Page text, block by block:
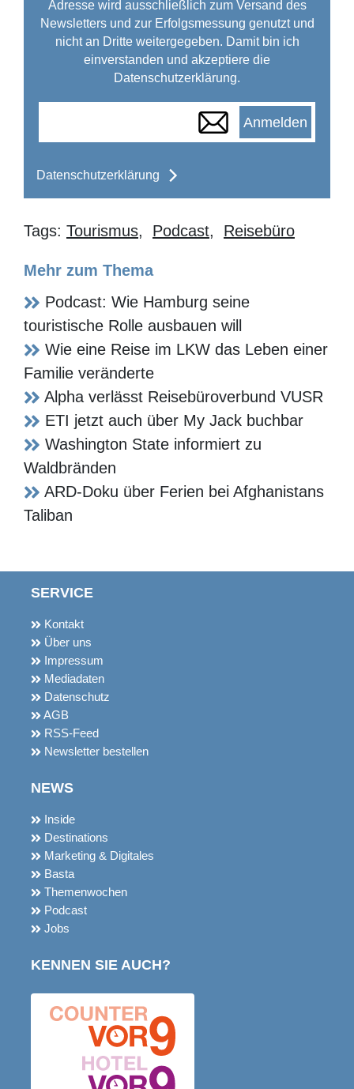
nicht an Dritte weitergegeben. Damit bin ich
einverstanden und akzeptiere die
Datenschutzerklärung.
Datenschutzerklärung
Tags: Tourismus,Podcast,Reisebüro
Mehr zum Thema
Podcast: Wie Hamburg seine
touristische Rolle ausbauen will
Wie eine Reise im LKW das Leben einer
Familie veränderte
Alpha verlässt Reisebüroverbund VUSR
ETI jetzt auch über My Jack buchbar
Washington State informiert zu
Waldbränden
ARD-Doku über Ferien bei Afghanistans
Taliban
Kontakt
Impressum
Mediadaten
Datenschutz
AGB
RSS-Feed
Newsletter bestellen
NEWS
Inside
Marketing & Digitales
Basta
Themenwochen
Podcast
Jobs
KENNEN SIE AUCH?